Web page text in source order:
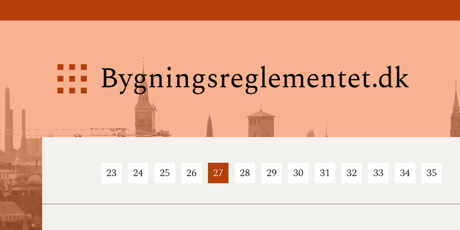
Bygningsreglementet.dk
23 24 25 26 27 28 29 30 31 32 33 34 35